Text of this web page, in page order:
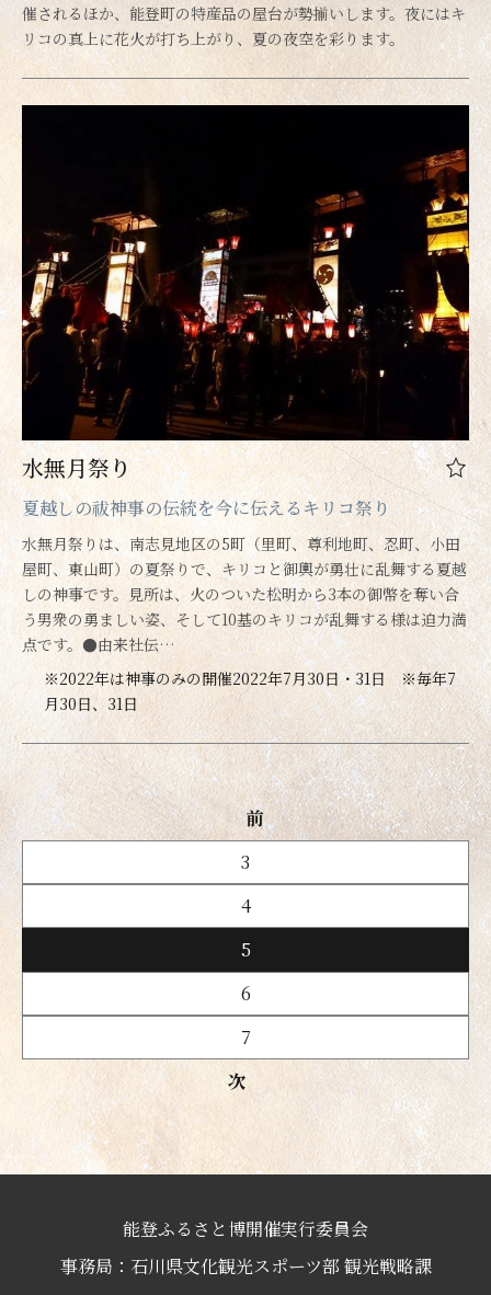
催されるほか、能登町の特産品の屋台が勢揃いします。夜にはキ
リコの真上に花火が打ち上がり、夏の夜空を彩ります。
水無月祭り
夏越しの祓神事の伝統を今に伝えるキリコ祭り
水無月祭りは、南志見地区の5町（里町、尊利地町、忍町、小田
屋町、東山町）の夏祭りで、キリコと御輿が勇壮に乱舞する夏越
しの神事です。見所は、火のついた松明から3本の御幣を奪い合
う男衆の勇ましい姿、そして10基のキリコが乱舞する様は迫力満
点です。●由来社伝…
※2022年は神事のみの開催2022年7月30日・31日 ※毎年7
月30日、31日
前
3
4
5
6
7
次
能登ふるさと博開催実行委員会
事務局：石川県文化観光スポーツ部 観光戦略課